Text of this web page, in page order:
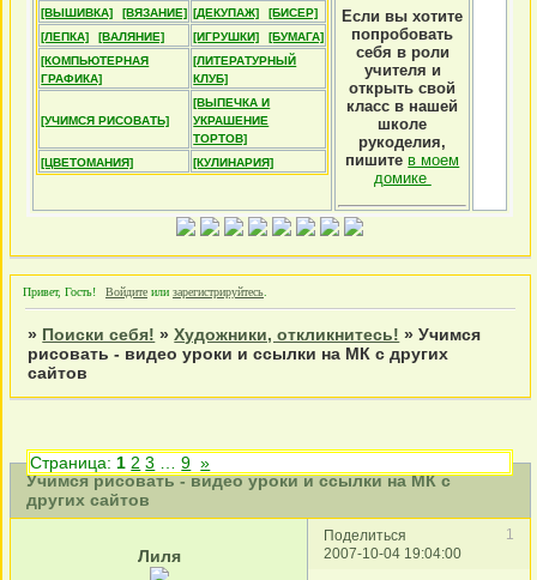
[ВЫШИВКА] [ВЯЗАНИЕ] [ДЕКУПАЖ]
[БИСЕР]
[ЛЕПКА]
[ВАЛЯНИЕ] [ИГРУШКИ]
[БУМАГА]
[КОМПЬЮТЕРНАЯ
ГРАФИКА]
[ЛИТЕРАТУРНЫЙ
КЛУБ]
[УЧИМСЯ РИСОВАТЬ]
[ВЫПЕЧКА И
УКРАШЕНИЕ
ТОРТОВ]
[ЦВЕТОМАНИЯ]
[КУЛИНАРИЯ]
Если вы хотите
попробовать
себя в роли
учителя и
открыть свой
класс в нашей
школе
рукоделия,
пишите в моем
домике
Привет, Гость! Войдите или зарегистрируйтесь
» Поиски себя! »Художники, откликнитесь! »Учимся
рисовать - видео уроки и ссылки на МК с других
сайтов
Учимся рисовать - видео уроки и ссылки на МК с
других сайтов
Страница: 1 2 3 9 »
Поделиться
1
2007-10-04 19:04:00
Лиля